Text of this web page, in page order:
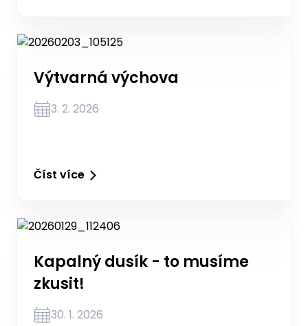
Výtvarná výchova
3. 2. 2026
Číst více
Kapalný dusík - to musíme
zkusit!
30. 1. 2026